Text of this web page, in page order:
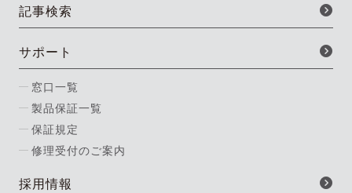
記事検索
サポート
窓口一覧
製品保証一覧
保証規定
修理受付のご案内
採用情報